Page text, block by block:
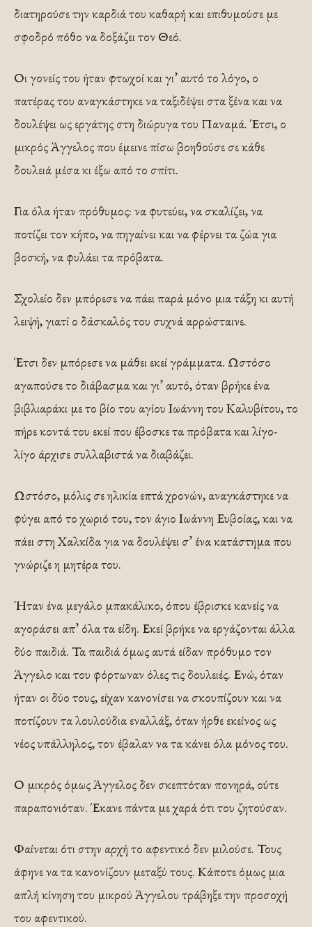
διατηρούσε την καρδιά του καθαρή και επιθυμούσε με
σφοδρό πόθο να δοξάζει τον Θεό.
Οι γονείς του ήταν φτωχοί και γι’ αυτό το λόγο, ο
πατέρας του αναγκάστηκε να ταξιδέψει στα ξένα και να
δουλέψει ως εργάτης στη διώρυγα του Παναμά. Έτσι, ο
μικρός Άγγελος που έμεινε πίσω βοηθούσε σε κάθε
δουλειά μέσα κι έξω από το σπίτι.
Για όλα ήταν πρόθυμος: να φυτεύει, να σκαλίζει, να
ποτίζει τον κήπο, να πηγαίνει και να φέρνει τα ζώα για
βοσκή, να φυλάει τα πρόβατα.
Σχολείο δεν μπόρεσε να πάει παρά μόνο μια τάξη κι αυτή
λειψή, γιατί ο δάσκαλός του συχνά αρρώσταινε.
Έτσι δεν μπόρεσε να μάθει εκεί γράμματα. Ωστόσο
αγαπούσε το διάβασμα και γι’ αυτό, όταν βρήκε ένα
βιβλιαράκι με το βίο του αγίου Ιωάννη του Καλυβίτου, το
πήρε κοντά του εκεί που έβοσκε τα πρόβατα και λίγο-
λίγο άρχισε συλλαβιστά να διαβάζει.
Ωστόσο, μόλις σε ηλικία επτά χρονών, αναγκάστηκε να
φύγει από το χωριό του, τον άγιο Ιωάννη Ευβοίας, και να
πάει στη Χαλκίδα για να δουλέψει σ’ ένα κατάστημα που
γνώριζε η μητέρα του.
Ήταν ένα μεγάλο μπακάλικο, όπου έβρισκε κανείς να
αγοράσει απ’ όλα τα είδη. Εκεί βρήκε να εργάζονται άλλα
δύο παιδιά. Τα παιδιά όμως αυτά είδαν πρόθυμο τον
Άγγελο και του φόρτωναν όλες τις δουλειές. Ενώ, όταν
ήταν οι δύο τους, είχαν κανονίσει να σκουπίζουν και να
ποτίζουν τα λουλούδια εναλλάξ, όταν ήρθε εκείνος ως
νέος υπάλληλος, τον έβαλαν να τα κάνει όλα μόνος του.
Ο μικρός όμως Άγγελος δεν σκεπτόταν πονηρά, ούτε
παραπονιόταν. Έκανε πάντα με χαρά ότι του ζητούσαν.
Φαίνεται ότι στην αρχή το αφεντικό δεν μιλούσε. Τους
άφηνε να τα κανονίζουν μεταξύ τους. Κάποτε όμως μια
απλή κίνηση του μικρού Άγγελου τράβηξε την προσοχή
του αφεντικού.